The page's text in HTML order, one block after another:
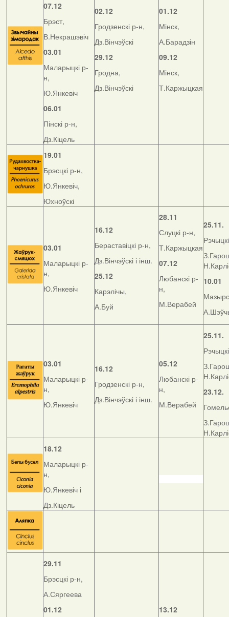
07.12
Брэст,
В.Некрашэвіч
03.01
Маларыцкі р-
н,
Ю.Янкевіч
06.01
Пінскі р-н,
Дз.Кіцель
02.12
Гродзенскі р-н,
Дз.Вінчэўскі
29.12
Гродна,
Дз.Вінчэўскі
01.12
Мінск,
А.Барадзін
09.12
Мінск,
Т.Каржыцкая
19.01
Брэсцкі р-н,
Ю.Янкевіч,
Юхноўскі
03.01
Маларыцкі р-
н,
Ю.Янкевіч
16.12
Бераставіцкі р-н,
Дз.Вінчэўскі і інш.
25.12
Карэлічы,
А.Буй
28.11
Слуцкі р-н,
Т.Каржыцкая
07.12
Любанскі р-
н,
М.Верабей
25.11.
10.01
03.01
Маларыцкі р-
н,
Ю.Янкевіч
16.12
Гродзенскі р-н,
Дз.Вінчэўскі і інш.
05.12
Любанскі р-
н,
М.Верабей
25.11.
23.12.
18.12
Маларыцкі р-
н,
Ю.Янкевіч і
Дз.Кіцель
29.11
Брэсцкі р-н,
А.Сяргеева
01.12
13.12